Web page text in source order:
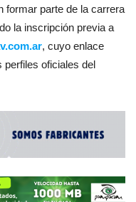
formar parte de la carrera
la inscripción previa a
, cuyo enlace
perfiles oficiales del